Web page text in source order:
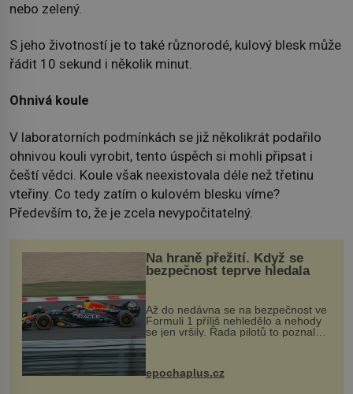
nebo zelený.
S jeho životností je to také různorodé, kulový blesk může
řádit 10 sekund i několik minut.
Ohnivá koule
V laboratorních podmínkách se již několikrát podařilo
ohnivou kouli vyrobit, tento úspěch si mohli připsat i
čeští vědci. Koule však neexistovala déle než třetinu
vteřiny. Co tedy zatím o kulovém blesku víme?
Především to, že je zcela nevypočitatelný.
Na hraně přežití. Když se
bezpečnost teprve hledala
Až do nedávna se na bezpečnost ve
Formuli 1 příliš nehledělo a nehody
se jen vršily. Řada pilotů to poznala
na vlastní kůži, často s trvalými
následky nebo bohužel i ztrátou
života. Dnes nepochopiteln...
epochaplus.cz